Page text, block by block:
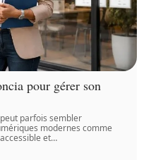
pour gérer son
parfois sembler
modernes comme
et…